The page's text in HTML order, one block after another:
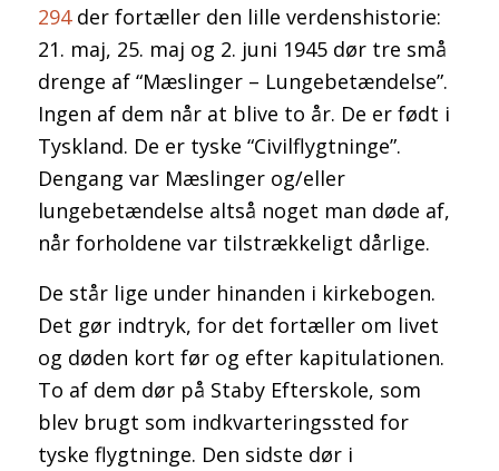
294der fortæller den lille verdenshistorie:
21. maj, 25. maj og 2. juni 1945 dør tre små
drenge af “Mæslinger – Lungebetændelse”.
Ingen af dem når at blive to år. De er født i
Tyskland. De er tyske “Civilflygtninge”.
Dengang var Mæslinger og/eller
lungebetændelse altså noget man døde af,
når forholdene var tilstrækkeligt dårlige.
De står lige under hinanden i kirkebogen.
Det gør indtryk, for det fortæller om livet
og døden kort før og efter kapitulationen.
To af dem dør på Staby Efterskole, som
blev brugt som indkvarteringssted for
tyske flygtninge. Den sidste dør i